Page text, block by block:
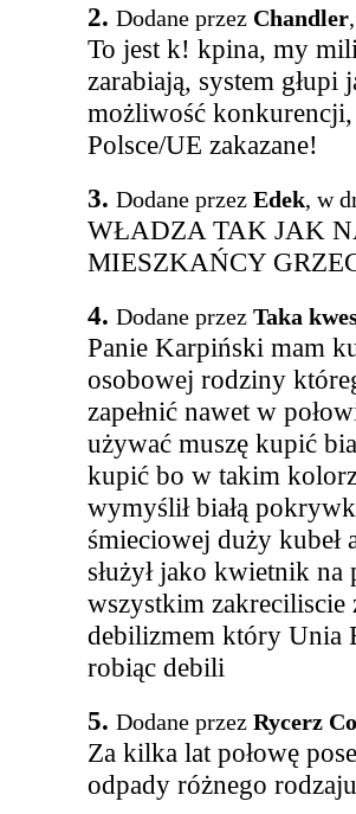
2. Dodane przez Chandler
To jest k! kpina, my
zarabiają, system
możliwość
Polsce/UE zakazane!
3. Dodane przez Edek, w
WŁADZA TAK JAK
MIESZKAŃCY
4. Dodane przez Taka
Panie Karpiński mam
osobowej rodziny
zapełnić nawet w
używać muszę kupić
kupić bo w takim
wymyślił białą
śmieciowej duży
służył jako kwietnik
wszystkim zakreciliscie
debilizmem który Unia
robiąc debili
5. Dodane przez Rycerz
Za kilka lat połowę
odpady różnego